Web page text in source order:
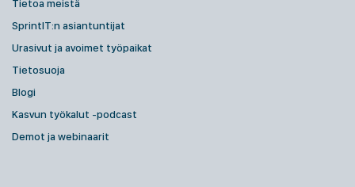
Tietoa meistä
SprintIT:n asiantuntijat
Urasivut ja avoimet työpaikat
Tietosuoja
Blogi
Kasvun työkalut -podcast
Demot ja webinaarit